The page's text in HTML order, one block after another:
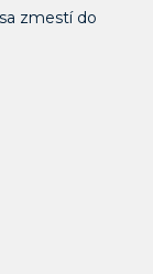
zmestí do